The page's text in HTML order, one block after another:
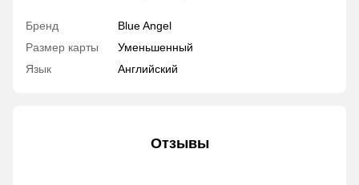
Бренд
Blue Angel
Размер карты
Уменьшенный
Язык
Английский
Отзывы